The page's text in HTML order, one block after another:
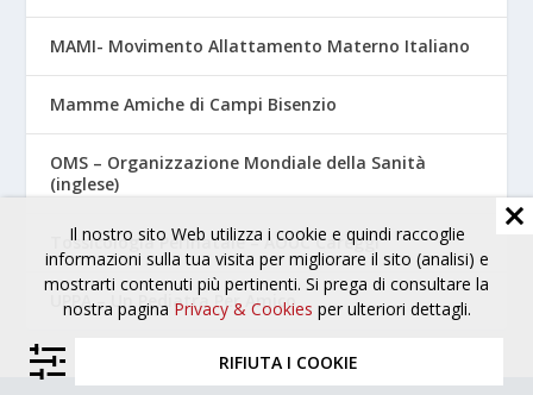
MAMI- Movimento Allattamento Materno Italiano
Mamme Amiche di Campi Bisenzio
OMS – Organizzazione Mondiale della Sanità
(inglese)
Tossicologia Perinatale – AOUC Careggi
UPPA – Un Pediatra Per Amico
Il nostro sito Web utilizza i cookie e quindi raccoglie
informazioni sulla tua visita per migliorare il sito (analisi) e
mostrarti contenuti più pertinenti. Si prega di consultare la
nostra pagina Privacy & Cookies per ulteriori dettagli.
RIFIUTA I COOKIE